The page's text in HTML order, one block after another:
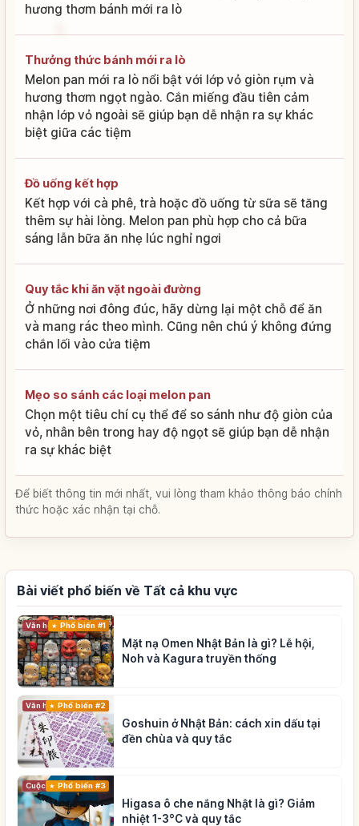
hương thơm bánh mới ra lò
Thưởng thức bánh mới ra lò
Melon pan mới ra lò nổi bật với lớp vỏ giòn rụm và
hương thơm ngọt ngào. Cắn miếng đầu tiên cảm
nhận lớp vỏ ngoài sẽ giúp bạn dễ nhận ra sự khác
biệt giữa các tiệm
Đồ uống kết hợp
Kết hợp với cà phê, trà hoặc đồ uống từ sữa sẽ tăng
thêm sự hài lòng. Melon pan phù hợp cho cả bữa
sáng lẫn bữa ăn nhẹ lúc nghỉ ngơi
Quy tắc khi ăn vặt ngoài đường
Ở những nơi đông đúc, hãy dừng lại một chỗ để ăn
và mang rác theo mình. Cũng nên chú ý không đứng
chắn lối vào cửa tiệm
Mẹo so sánh các loại melon pan
Chọn một tiêu chí cụ thể để so sánh như độ giòn của
vỏ, nhân bên trong hay độ ngọt sẽ giúp bạn dễ nhận
ra sự khác biệt
Để biết thông tin mới nhất, vui lòng tham khảo thông báo chính
thức hoặc xác nhận tại chỗ.
Bài viết phổ biến về Tất cả khu vực
Văn hóa truyền thống
Phổ biến #1
Mặt nạ Omen Nhật Bản là gì? Lễ hội,
Noh và Kagura truyền thống
Văn hóa truyền thống
Phổ biến #2
Goshuin ở Nhật Bản: cách xin dấu tại
đền chùa và quy tắc
Cuộc sốngPhổ biến #3
Higasa ô che nắng Nhật là gì? Giảm
nhiệt 1-3°C và quy tắc